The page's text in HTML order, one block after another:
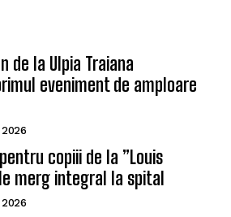
de la Ulpia Traiana
eveniment de amploare
copiii de la ”Louis
merg integral la spital